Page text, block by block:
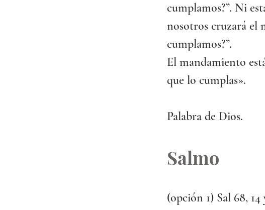
cumplamos?”. Ni
nosotros cruzará el
cumplamos?”.
El mandamiento
que lo cumplas».
Palabra de Dios.
Salmo
(opción 1) Sal 68, 14